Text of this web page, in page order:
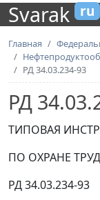
Svarak ru
Главная
РД 34.03.234-93
РД
ТИПОВАЯ
ПО ОХРАНЕ
РД 34.03.234-93